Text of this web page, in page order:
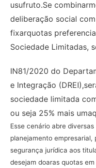
usufruto.Se
deliberação social
fixarquotas
Sociedade Limitadas,
IN81/2020 do
e Integração
sociedade limitada
ou seja 25% mais
Esse cenário abre
planejamento
segurança jurídica aos
desejam doaras quotas em